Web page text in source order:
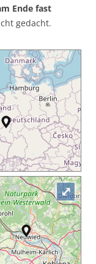
Ende fast
gedacht.
⤢